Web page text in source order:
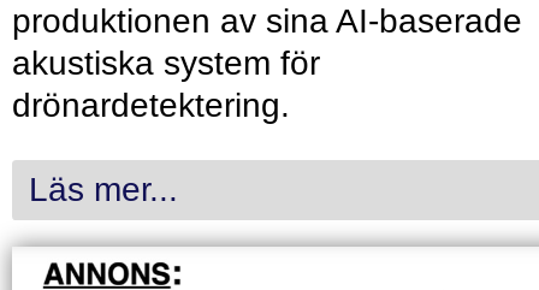
produktionen av sina AI-baserade
akustiska system för
drönardetektering.
Läs mer...